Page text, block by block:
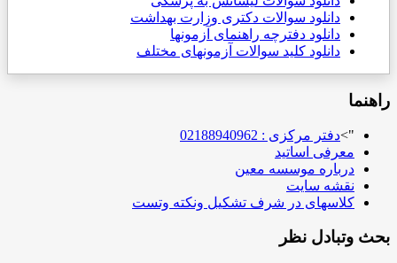
دانلود سوالات دکتری وزارت بهداشت
دانلود دفترچه راهنمای آزمونها
دانلود کلید سوالات آزمونهای مختلف
راهنما
">دفتر مرکزی : 02188940962
معرفی اساتید
درباره موسسه معین
نقشه سایت
کلاسهای در شرف تشکیل ونکته وتست
بحث وتبادل نظر